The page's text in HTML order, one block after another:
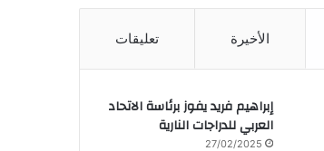
الأخيرة تعليقات
إبراهيم فريد يفوز برئاسة الاتحاد
العربي للدراجات النارية
27/02/2025